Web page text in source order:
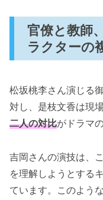
官僚と教師
ラクターの
松坂桃李さん演じる
対し、是枝文香は現
二人の対比がドラマ
吉岡さんの演技は、
を理解しようとする
ています。このよう